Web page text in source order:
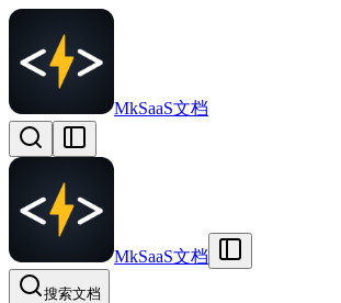
MkSaaS文档
MkSaaS文档
搜索文档